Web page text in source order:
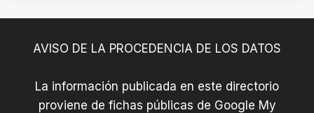
s
AVISO DE LA PROCEDENCIA DE LOS DATOS
La información publicada en este directorio
proviene de fichas públicas de Google My